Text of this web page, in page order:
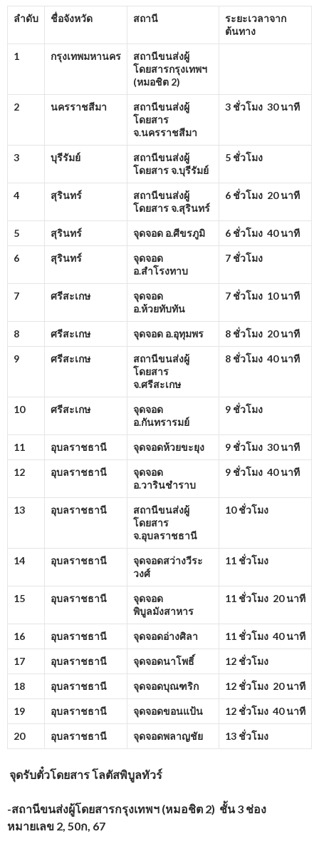
ลำดับ ชื่อจังหวัด สถานี
ระยะเวลาจาก
ต้นทาง
1 กรุงเทพมหานคร
สถานีขนส่งผู้
โดยสารกรุงเทพฯ
(หมอชิต 2)
2 นครราชสีมา
สถานีขนส่งผู้
โดยสาร
จ.นครราชสีมา
3 ชั่วโมง 30 นาที
3 บุรีรัมย์
สถานีขนส่งผู้
โดยสาร จ.บุรีรัมย์
5 ชั่วโมง
4 สุรินทร์
สถานีขนส่งผู้
โดยสาร จ.สุรินทร์
6 ชั่วโมง 20 นาที
5 สุรินทร์ จุดจอด อ.ศีขรภูมิ 6 ชั่วโมง 40 นาที
6 สุรินทร์
จุดจอด
อ.สำโรงทาบ
7 ชั่วโมง
7 ศรีสะเกษ
จุดจอด
อ.ห้วยทับทัน
7 ชั่วโมง 10 นาที
8 ศรีสะเกษ จุดจอด อ.อุทุมพร 8 ชั่วโมง 20 นาที
9 ศรีสะเกษ
สถานีขนส่งผู้
โดยสาร
จ.ศรีสะเกษ
8 ชั่วโมง 40 นาที
10 ศรีสะเกษ
จุดจอด
อ.กันทรารมย์
9 ชั่วโมง
11 อุบลราชธานี จุดจอดห้วยขะยุง 9 ชั่วโมง 30 นาที
12 อุบลราชธานี
จุดจอด
อ.วารินชำราบ
9 ชั่วโมง 40 นาที
13 อุบลราชธานี
สถานีขนส่งผู้
โดยสาร
จ.อุบลราชธานี
10 ชั่วโมง
14 อุบลราชธานี
จุดจอดสว่างวีระ
วงศ์
11 ชั่วโมง
15 อุบลราชธานี
จุดจอด
พิบูลมังสาหาร
11 ชั่วโมง 20 นาที
16 อุบลราชธานี จุดจอดอ่างศิลา 11 ชั่วโมง 40 นาที
17 อุบลราชธานี จุดจอดนาโพธิ์ 12 ชั่วโมง
18 อุบลราชธานี จุดจอดบุณฑริก 12 ชั่วโมง 20 นาที
19 อุบลราชธานี จุดจอดขอนแป้น 12 ชั่วโมง 40 นาที
20 อุบลราชธานี จุดจอดพลาญชัย 13 ชั่วโมง
จุดรับตั๋วโดยสารโลตัสพิบูลทัวร์
-สถานีขนส่งผู้โดยสารกรุงเทพฯ (หมอชิต 2) ชั้น 3 ช่อง
หมายเลข 2, 50ก, 67